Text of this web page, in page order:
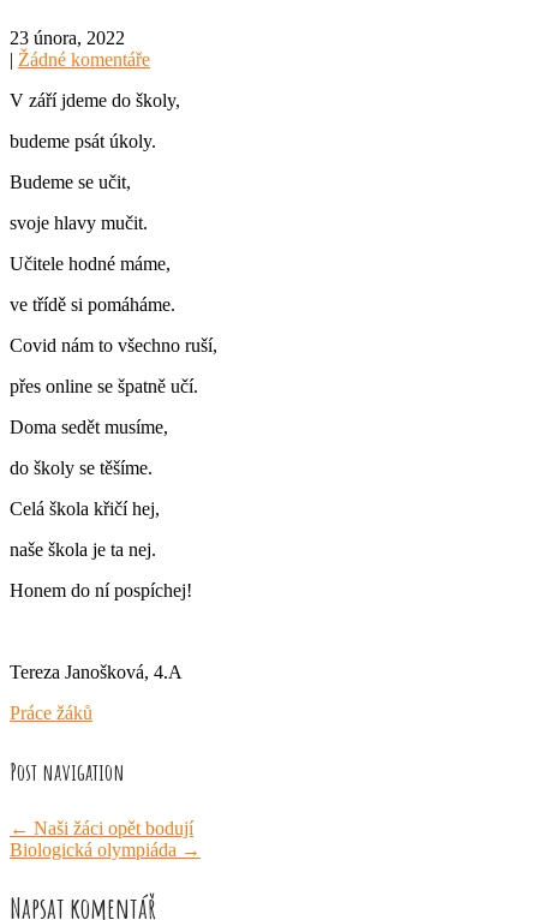
23 února, 2022
| Žádné komentáře
V září jdeme do školy,
budeme psát úkoly.
Budeme se učit,
svoje hlavy mučit.
Učitele hodné máme,
ve třídě si pomáháme.
Covid nám to všechno ruší,
přes online se špatně učí.
Doma sedět musíme,
do školy se těšíme.
Celá škola křičí hej,
naše škola je ta nej.
Honem do ní pospíchej!
Tereza Janošková, 4.A
Práce žáků
Post navigation
← Naši žáci opět bodují
Biologická olympiáda →
Napsat komentář